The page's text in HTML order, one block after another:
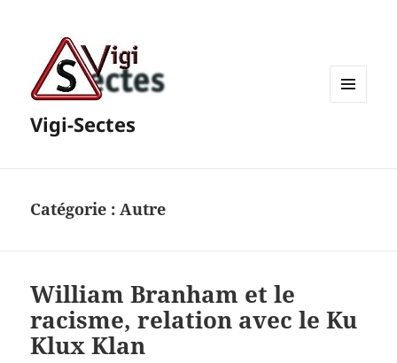
Vigi-Sectes
Catégorie :Autre
William Branham et le
racisme, relation avec le Ku
Klux Klan